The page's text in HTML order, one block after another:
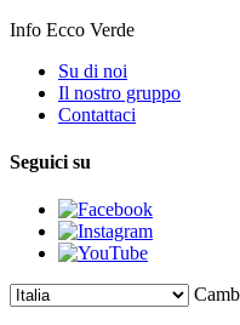
Info Ecco Verde
Su di noi
Il nostro gruppo
Contattaci
Seguici su